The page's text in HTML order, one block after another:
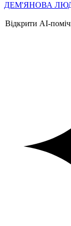
ДЕМ'ЯНОВА
Відкрити AI-